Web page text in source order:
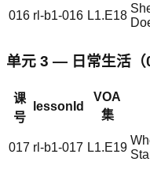
016 rl-b1-016 L1.E18
单元 3 — 日常生活（
课
号
lessonId
VOA
集
017 rl-b1-017 L1.E19